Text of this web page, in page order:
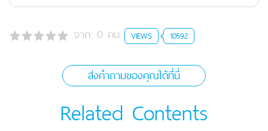
จาก: 0 คน VIEWS 10592
ส่งคำถามของคุณได้ที่นี่
Related Contents